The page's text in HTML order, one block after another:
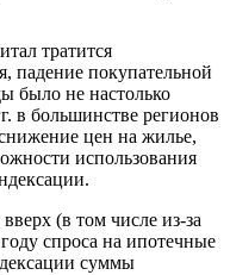
тратится
падение покупательной
было не настолько
в большинстве регионов
цен на жилье,
использования
(в том числе из-за
спроса на ипотечные
суммы